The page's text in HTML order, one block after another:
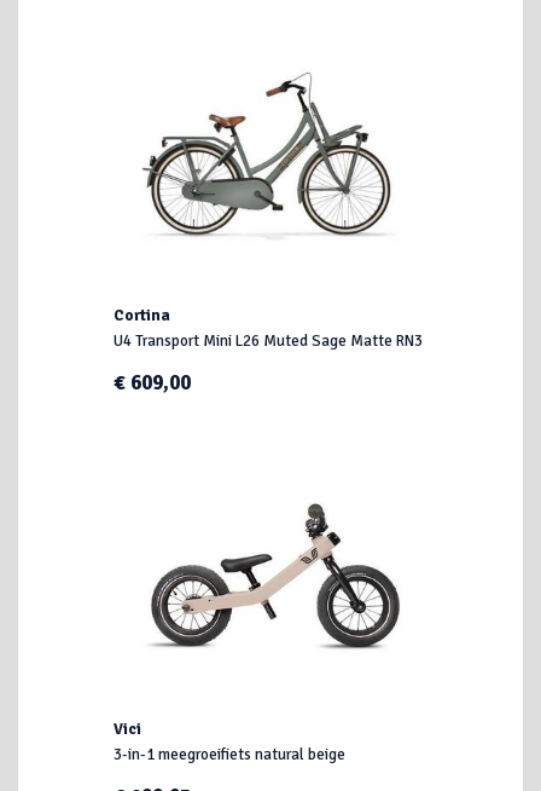
Cortina
U4 Transport Mini L26 Muted Sage Matte RN3
€ 609,00
Vici
3-in-1 meegroeifiets natural beige